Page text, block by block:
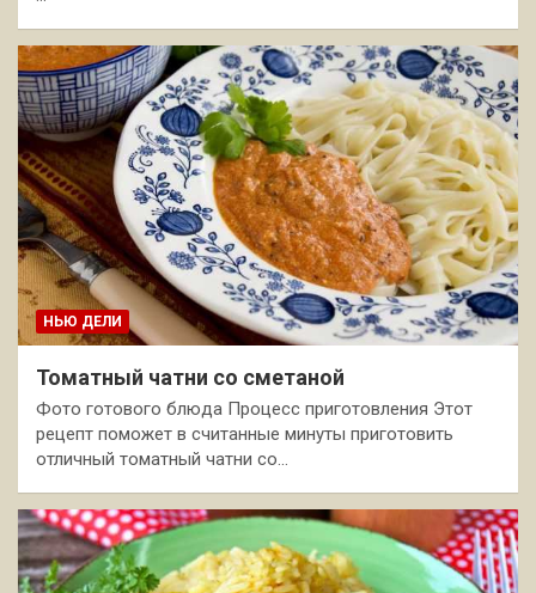
НЬЮ ДЕЛИ
Томатный чатни со сметаной
Фото готового блюда Процесс приготовления Этот
рецепт поможет в считанные минуты приготовить
отличный томатный чатни со…